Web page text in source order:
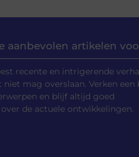
aanbevolen artikelen
recente en intrigerende
niet mag overslaan. Verken een
en blijf altijd goed
de actuele ontwikkelingen.